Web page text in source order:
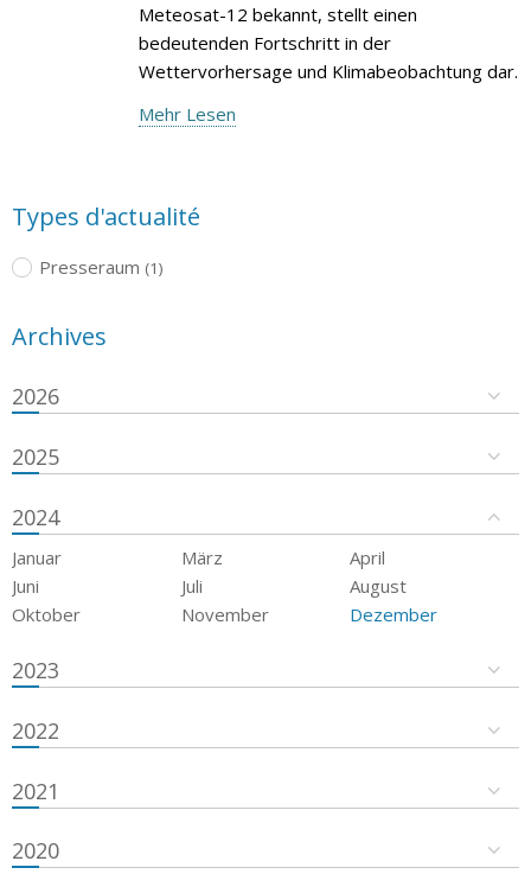
Meteosat-12 bekannt, stellt einen
bedeutenden Fortschritt in der
Wettervorhersage und Klimabeobachtung dar.
Mehr Lesen
Types d'actualité
Presseraum (1)
Archives
2026
2025
2024
Januar März
April
Juni
Juli
August
Oktober
November Dezember
2023
2022
2021
2020